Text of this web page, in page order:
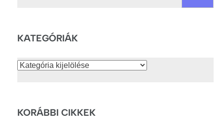
KATEGÓRIÁK
Kategóriák
KORÁBBI CIKKEK